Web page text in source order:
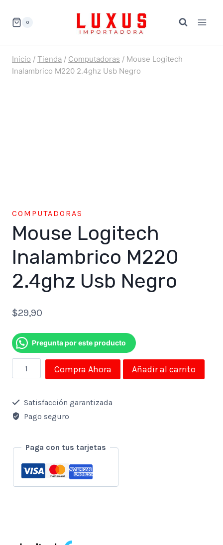
0
Inicio / Tienda / Computadoras / Mouse Logitech
Inalambrico M220 2.4ghz Usb Negro
COMPUTADORAS
Mouse Logitech
Inalambrico M220
2.4ghz Usb Negro
$29,90
Pregunta por este producto
Mouse
Inalambrico
M220
Usb
Negro
cantidad
Compra Ahora Añadir al carrito
Satisfacción garantizada
Pago seguro
Paga con tus tarjetas